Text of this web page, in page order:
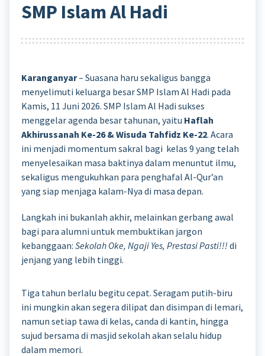
SMP Islam Al Hadi
Karanganyar– Suasana haru sekaligus bangga
menyelimuti keluarga besar SMP Islam Al Hadi pada
Kamis, 11 Juni 2026. SMP Islam Al Hadi sukses
menggelar agenda besar tahunan, yaitu Haflah
Akhirussanah Ke-26 & Wisuda Tahfidz Ke-22. Acara
ini menjadi momentum sakral bagi kelas 9 yang telah
menyelesaikan masa baktinya dalam menuntut ilmu,
sekaligus mengukuhkan para penghafal Al-Qur’an
yang siap menjaga kalam-Nya di masa depan.
Langkah ini bukanlah akhir, melainkan gerbang awal
bagi para alumni untuk membuktikan jargon
kebanggaan: Sekolah Oke, Ngaji Yes, Prestasi Pasti!!! di
jenjang yang lebih tinggi.
Tiga tahun berlalu begitu cepat. Seragam putih-biru
ini mungkin akan segera dilipat dan disimpan di lemari,
namun setiap tawa di kelas, canda di kantin, hingga
sujud bersama di masjid sekolah akan selalu hidup
dalam memori.